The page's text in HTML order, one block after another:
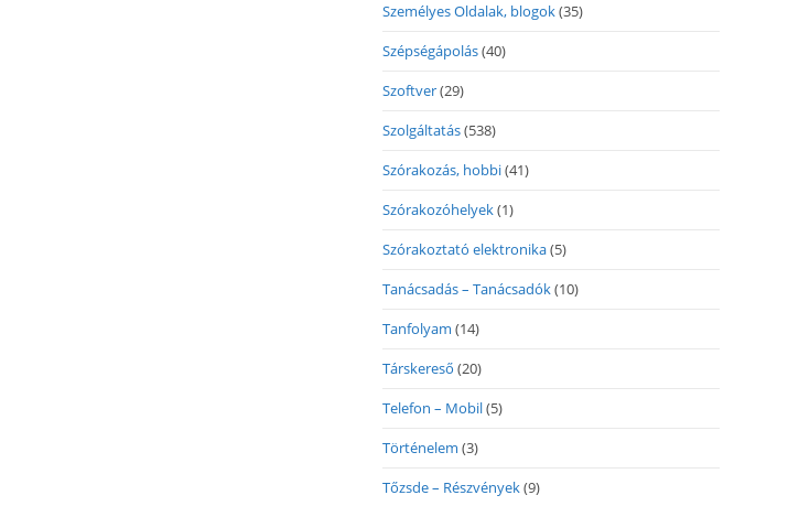
Személyes Oldalak, blogok(35)
Szépségápolás(40)
Szoftver(29)
Szolgáltatás(538)
Szórakozás, hobbi(41)
Szórakozóhelyek(1)
Szórakoztató elektronika(5)
Tanácsadás – Tanácsadók(10)
Tanfolyam (14)
Társkereső (20)
Telefon – Mobil(5)
Történelem (3)
Tőzsde – Részvények(9)